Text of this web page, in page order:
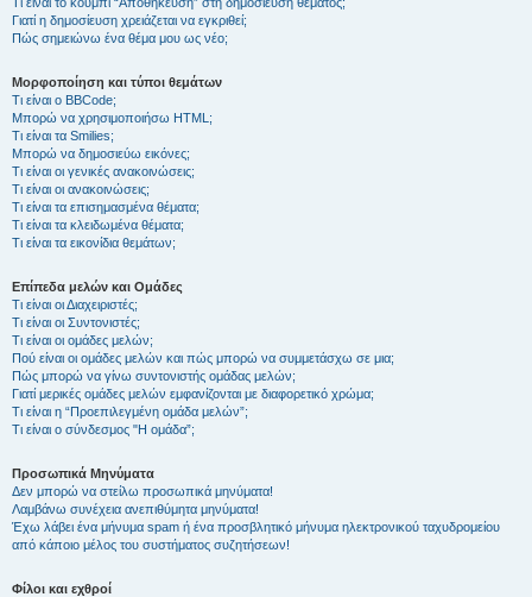
Γιατί η δημοσίευση χρειάζεται να εγκριθεί;
Πώς σημειώνω ένα θέμα μου ως νέο;
Μορφοποίηση και τύποι θεμάτων
Τι είναι ο BBCode;
Μπορώ να χρησιμοποιήσω HTML;
Τι είναι τα Smilies;
Μπορώ να δημοσιεύω εικόνες;
Τι είναι οι γενικές ανακοινώσεις;
Τι είναι οι ανακοινώσεις;
Τι είναι τα επισημασμένα θέματα;
Τι είναι τα κλειδωμένα θέματα;
Τι είναι τα εικονίδια θεμάτων;
Επίπεδα μελών και Ομάδες
Τι είναι οι Διαχειριστές;
Τι είναι οι Συντονιστές;
Τι είναι οι ομάδες μελών;
Πού είναι οι ομάδες μελών και πώς μπορώ να συμμετάσχω σε μια;
Πώς μπορώ να γίνω συντονιστής ομάδας μελών;
Γιατί μερικές ομάδες μελών εμφανίζονται με διαφορετικό χρώμα;
Τι είναι η “Προεπιλεγμένη ομάδα μελών”;
Τι είναι ο σύνδεσμος "Η ομάδα”;
Προσωπικά Μηνύματα
Δεν μπορώ να στείλω προσωπικά μηνύματα!
Λαμβάνω συνέχεια ανεπιθύμητα μηνύματα!
Έχω λάβει ένα μήνυμα spam ή ένα προσβλητικό μήνυμα ηλεκτρονικού ταχυδρομείου
από κάποιο μέλος του συστήματος συζητήσεων!
Φίλοι και εχθροί